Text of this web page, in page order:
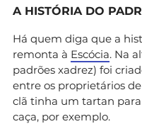
A HISTÓRIA DO
Há quem diga que a
remonta à Escócia. Na
padrões xadrez) foi
entre os proprietários de
clã tinha um tartan para
caça, por exemplo.